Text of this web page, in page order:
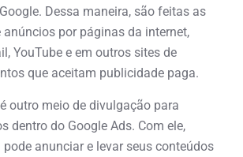
Dessa maneira, são feitas as
por páginas da internet,
YouTube e em outros sites de
que aceitam publicidade paga.
é outro meio de divulgação para
dentro do Google Ads. Com ele,
anunciar e levar seus conteúdos